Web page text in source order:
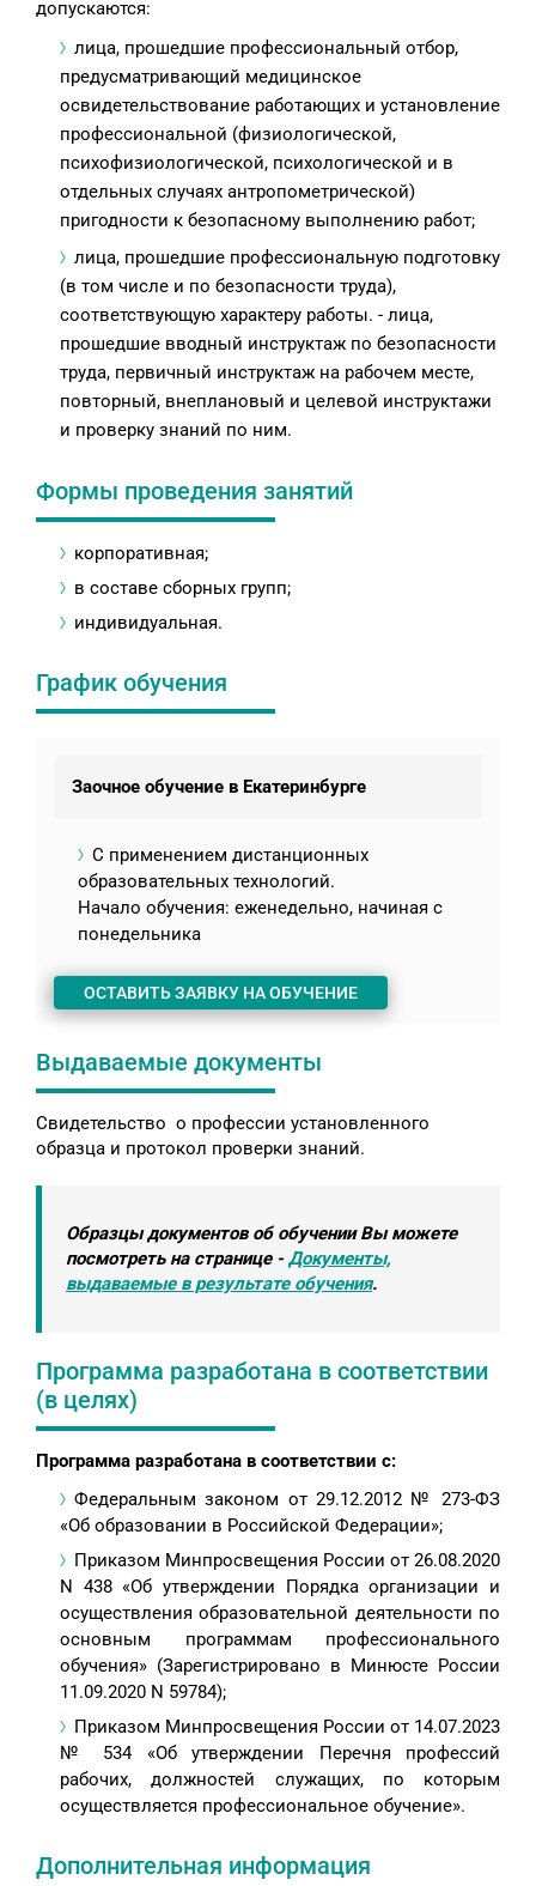
допускаются:
лица, прошедшие профессиональный отбор,
предусматривающий медицинское
освидетельствование работающих и установление
профессиональной (физиологической,
психофизиологической, психологической и в
отдельных случаях антропометрической)
пригодности к безопасному выполнению работ;
лица, прошедшие профессиональную подготовку
(в том числе и по безопасности труда),
соответствующую характеру работы. - лица,
прошедшие вводный инструктаж по безопасности
труда, первичный инструктаж на рабочем месте,
повторный, внеплановый и целевой инструктажи
и проверку знаний по ним.
Формы проведения занятий
корпоративная;
в составе сборных групп;
индивидуальная.
График обучения
Заочное обучение в Екатеринбурге
С применением дистанционных
образовательных технологий.
Начало обучения: еженедельно, начиная с
понедельника
ОСТАВИТЬ ЗАЯВКУ НА ОБУЧЕНИЕ
Выдаваемые документы
Свидетельство о профессии установленного
образца и протокол проверки знаний.
Образцы документов об обучении Вы можете
посмотреть на странице -Документы,
выдаваемые в результате обучения.
Программа разработана в соответствии
(в целях)
Программа разработана в соответствии с:
Федеральным законом от 29.12.2012 № 273-ФЗ
«Об образовании в Российской Федерации»;
Приказом Минпросвещения России от 26.08.2020
N 438 «Об утверждении Порядка организации и
осуществления образовательной деятельности по
основным программам профессионального
обучения» (Зарегистрировано в Минюсте России
11.09.2020 N 59784);
Приказом Минпросвещения России от 14.07.2023
№ 534 «Об утверждении Перечня профессий
рабочих, должностей служащих, по которым
осуществляется профессиональное обучение».
Дополнительная информация